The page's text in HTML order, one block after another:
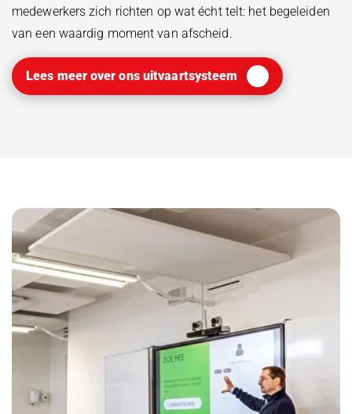
medewerkers zich richten op wat écht telt: het begeleiden
van een waardig moment van afscheid.
Lees meer over ons uitvaartsysteem